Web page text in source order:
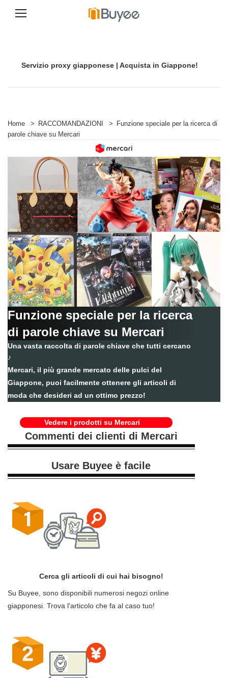
n
u
t
Servizio proxy giapponese | Acquista in Giappone!
Home > RACCOMANDAZIONI > Funzione speciale per la ricerca di
parole chiave su Mercari
Funzione speciale per la ricerca
di parole chiave su Mercari
Una vasta raccolta di parole chiave che tutti cercano
♪
Mercari, il più grande mercato delle pulci del
Giappone, puoi facilmente ottenere gli articoli di
moda che desideri ad un ottimo prezzo!
Vedere i prodotti su Mercari
Commenti dei clienti di Mercari
Usare Buyee è facile
Cerca gli articoli di cui hai bisogno!
Su Buyee, sono disponibili numerosi negozi online
giapponesi. Trova l'articolo che fa al caso tuo!